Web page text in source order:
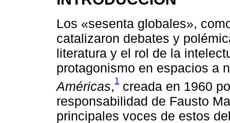
Los «sesenta globales»,
catalizaron debates y
literatura y el rol de la
protagonismo en espacios a
Américas,1 creada en 1960
responsabilidad de Fausto
principales voces de estos